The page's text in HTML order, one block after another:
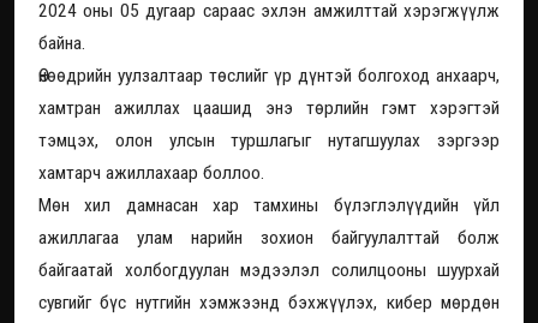
2024 оны 05 дугаар сараас эхлэн амжилттай хэрэгжүүлж
байна.
Өнөөдрийн уулзалтаар төслийг үр дүнтэй болгоход анхаарч,
хамтран ажиллах цаашид энэ төрлийн гэмт хэрэгтэй
тэмцэх, олон улсын туршлагыг нутагшуулах зэргээр
хамтарч ажиллахаар боллоо.
Мөн хил дамнасан хар тамхины бүлэглэлүүдийн үйл
ажиллагаа улам нарийн зохион байгуулалттай болж
байгаатай холбогдуулан мэдээлэл солилцооны шуурхай
сувгийг бүс нутгийн хэмжээнд бэхжүүлэх, кибер мөрдөн